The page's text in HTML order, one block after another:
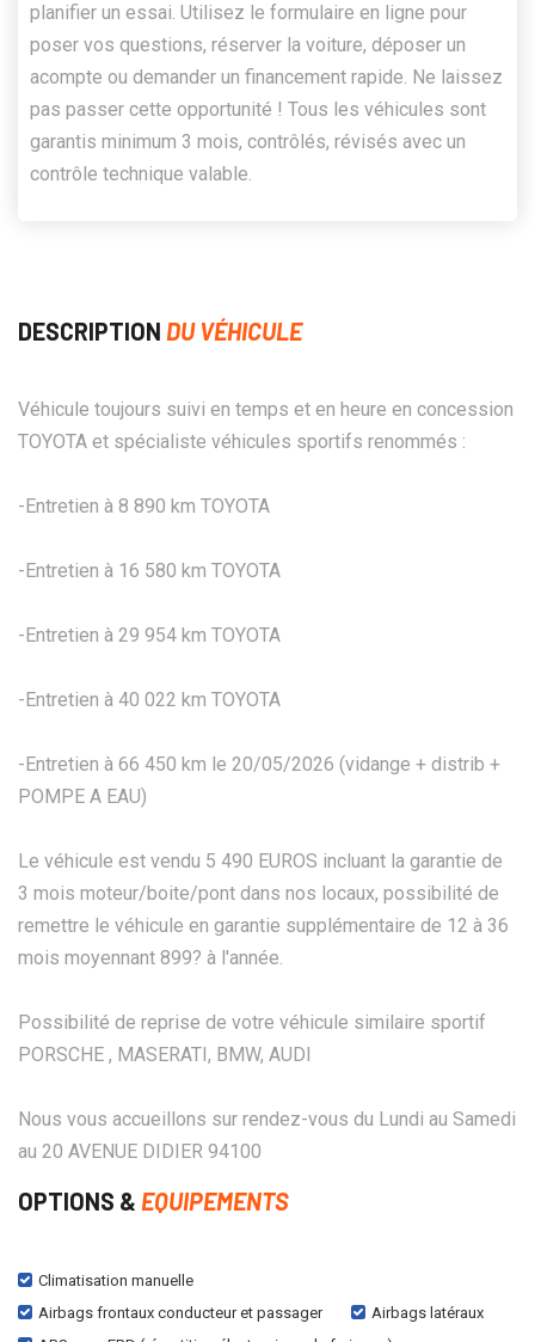
planifier un essai. Utilisez le formulaire en ligne pour
poser vos questions, réserver la voiture, déposer un
acompte ou demander un financement rapide. Ne laissez
pas passer cette opportunité ! Tous les véhicules sont
garantis minimum 3 mois, contrôlés, révisés avec un
contrôle technique valable.
DESCRIPTION DU VÉHICULE
Véhicule toujours suivi en temps et en heure en concession
TOYOTA et spécialiste véhicules sportifs renommés :
-Entretien à 8 890 km TOYOTA
-Entretien à 16 580 km TOYOTA
-Entretien à 29 954 km TOYOTA
-Entretien à 40 022 km TOYOTA
-Entretien à 66 450 km le 20/05/2026 (vidange + distrib +
POMPE A EAU)
Le véhicule est vendu 5 490 EUROS incluant la garantie de
3 mois moteur/boite/pont dans nos locaux, possibilité de
remettre le véhicule en garantie supplémentaire de 12 à 36
mois moyennant 899? à l'année.
Possibilité de reprise de votre véhicule similaire sportif
PORSCHE , MASERATI, BMW, AUDI
Nous vous accueillons sur rendez-vous du Lundi au Samedi
au 20 AVENUE DIDIER 94100
OPTIONS & EQUIPEMENTS
Climatisation manuelle
Airbags frontaux conducteur et passager
Airbags latéraux